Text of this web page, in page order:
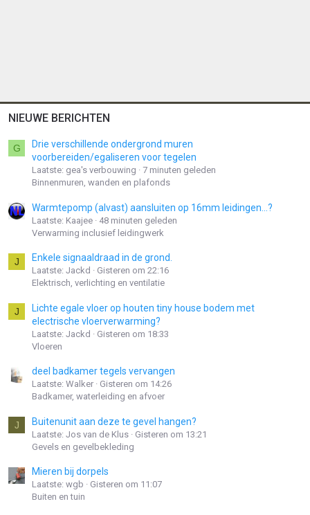
NIEUWE BERICHTEN
G
Drie verschillende ondergrond muren
voorbereiden/egaliseren voor tegelen
Laatste: gea's verbouwing
7 minuten geleden
Binnenmuren, wanden en plafonds
Warmtepomp (alvast) aansluiten op 16mm leidingen...?
Laatste: Kaajee
48 minuten geleden
Verwarming inclusief leidingwerk
J Enkele signaaldraad in de grond.
Laatste: Jackd
Gisteren om 22:16
Elektrisch, verlichting en ventilatie
J
Lichte egale vloer op houten tiny house bodem met
electrische vloerverwarming?
Laatste: Jackd
Gisteren om 18:33
Vloeren
deel badkamer tegels vervangen
Laatste: Walker
Gisteren om 14:26
Badkamer, waterleiding en afvoer
J Buitenunit aan deze te gevel hangen?
Laatste: Jos van de Klus
Gisteren om 13:21
Gevels en gevelbekleding
Mieren bij dorpels
Laatste: wgb
Gisteren om 11:07
Buiten en tuin